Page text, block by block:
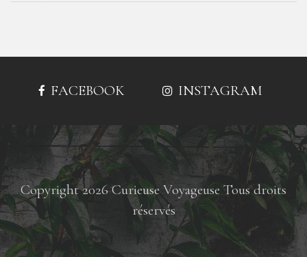
FACEBOOK INSTAGRAM
Copyright 2026 Curieuse Voyageuse Tous droits
réservés